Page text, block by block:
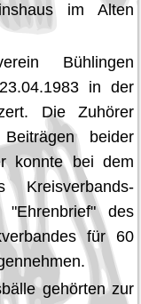
im Alten
Bühlingen
in der
Die Zuhörer
beider
konnte bei dem
des
für 60
gehörten zur